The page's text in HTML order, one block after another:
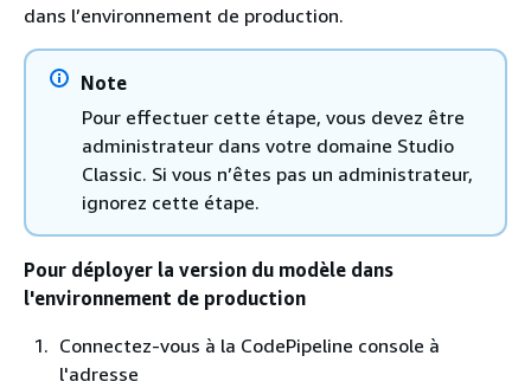
dans l’environnement de production.
Note
Pour effectuer cette étape, vous devez être
administrateur dans votre domaine Studio
Classic. Si vous n’êtes pas un administrateur,
ignorez cette étape.
Pour déployer la version du modèle dans
l'environnement de production
Connectez-vous à la CodePipeline console à
l'adresse